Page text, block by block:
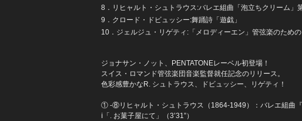
8．リヒャルト・シュトラウス:バレエ組曲「泡立ちクリーム」
9．クロード・ドビュッシー:舞踊詩「遊戯」
10．ジェルジュ・リゲティ:「メロディーエン」管弦楽のための
ジョナサン・ノット、PENTATONEレーベル初登場！
スイス・ロマンド管弦楽団音楽監督就任記念のリリース。
色彩感豊かなR. シュトラウス、ドビュッシー、リゲティ！
① -⑧リヒャルト・シュトラウス（1864-1949）：バレエ組曲
ⅰ「. お菓子屋にて」（3’31”）